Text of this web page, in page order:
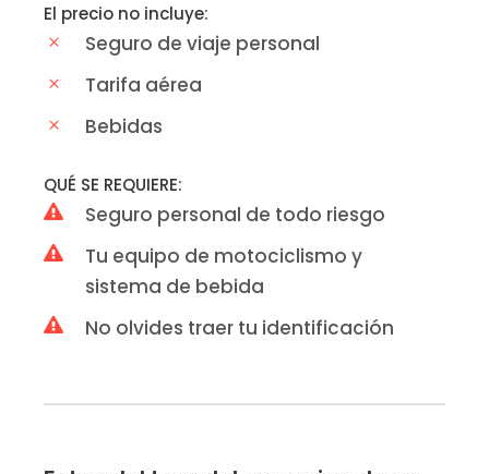
El precio no incluye:
Seguro de viaje personal
Tarifa aérea
Bebidas
QUÉ SE REQUIERE:
Seguro personal de todo riesgo
Tu equipo de motociclismo y
sistema de bebida
No olvides traer tu identificación